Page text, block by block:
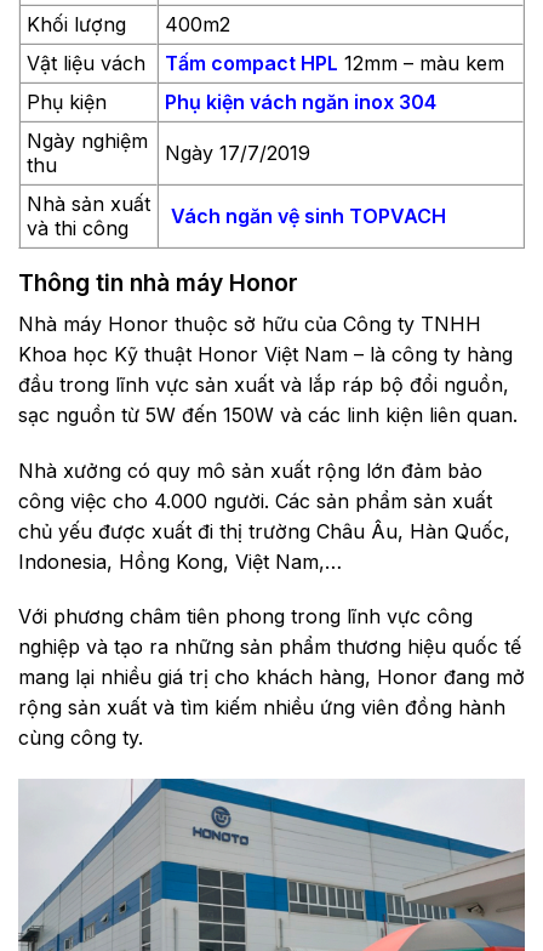
Khối lượng
400m2
Vật liệu vách
Tấm compact HPL 12mm – màu kem
Phụ kiện
Phụ kiện vách ngăn inox 304
Ngày nghiệm
thu
Ngày 17/7/2019
Nhà sản xuất
và thi công
Vách ngăn vệ sinh TOPVACH
Thông tin nhà máy Honor
Nhà máy Honor thuộc sở hữu của Công ty TNHH
Khoa học Kỹ thuật Honor Việt Nam – là công ty hàng
đầu trong lĩnh vực sản xuất và lắp ráp bộ đổi nguồn,
sạc nguồn từ 5W đến 150W và các linh kiện liên quan.
Nhà xưởng có quy mô sản xuất rộng lớn đảm bảo
công việc cho 4.000 người. Các sản phẩm sản xuất
chủ yếu được xuất đi thị trường Châu Âu, Hàn Quốc,
Indonesia, Hồng Kong, Việt Nam,…
Với phương châm tiên phong trong lĩnh vực công
nghiệp và tạo ra những sản phẩm thương hiệu quốc tế
mang lại nhiều giá trị cho khách hàng, Honor đang mở
rộng sản xuất và tìm kiếm nhiều ứng viên đồng hành
cùng công ty.